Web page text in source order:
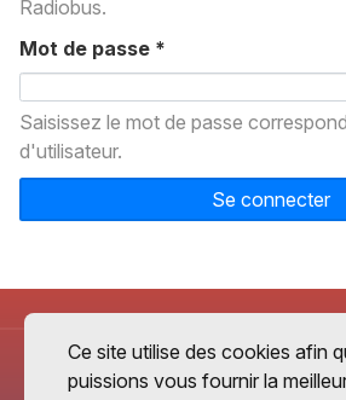
Radiobus.
Mot de passe *
Saisissez le mot de passe
d'utilisateur.
Se connecter
Ce site utilise des cookies afin
puissions vous fournir la